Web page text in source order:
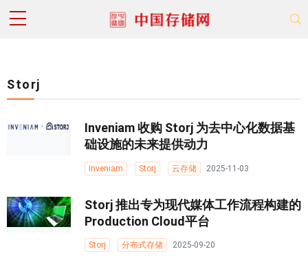
Storj
Inveniam 收购 Storj 为去中心化数据基
础设施的未来提供动力
Inveniam Storj 云存储 2025-11-03
Storj 推出专为现代媒体工作流程构建的
Production Cloud平台
Storj 分布式存储 2025-09-20